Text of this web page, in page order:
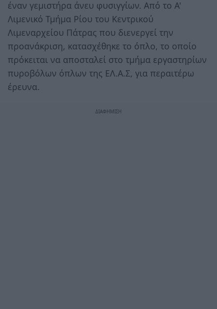
έναν γεμιστήρα άνευ φυσιγγίων. Από το Α'
Λιμενικό Τμήμα Ρίου του Κεντρικού
Λιμεναρχείου Πάτρας που διενεργεί την
προανάκριση, κατασχέθηκε το όπλο, το οποίο
πρόκειται να αποσταλεί στο τμήμα εργαστηρίων
πυροβόλων όπλων της ΕΛ.Α.Σ, για περαιτέρω
έρευνα.